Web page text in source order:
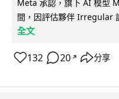
Meta 承認，旗下 AI 模型
間，因評估夥伴 Irregular
全文
132 20 ↗ 分享